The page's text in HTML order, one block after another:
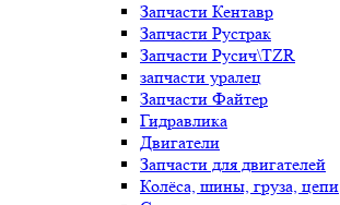
Запчасти Кентавр
Запчасти Рустрак
Запчасти Русич\TZR
запчасти уралец
Запчасти Файтер
Гидравлика
Двигатели
Запчасти для двигателей
Колёса, шины, груза, цепи